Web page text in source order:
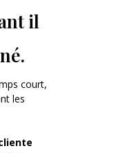
il
court,
les